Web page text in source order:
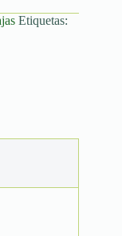
Etiquetas: